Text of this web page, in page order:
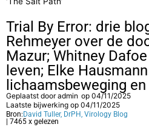
Trial By Error: drie
Rehmeyer over de
Mazur; Whitney
leven; Elke
lichaamsbeweging en
Geplaatst dooradmin op 04/11/2025
Laatste bijwerking op 04/11/2025
Bron: David Tuller, DrPH, Virology Blog
| 7465 x gelezen